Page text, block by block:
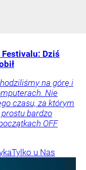
Festivalu: Dziś
na górę i
Nie
czasu, za którym
prostu bardzo
OFF
Tylko u Nas